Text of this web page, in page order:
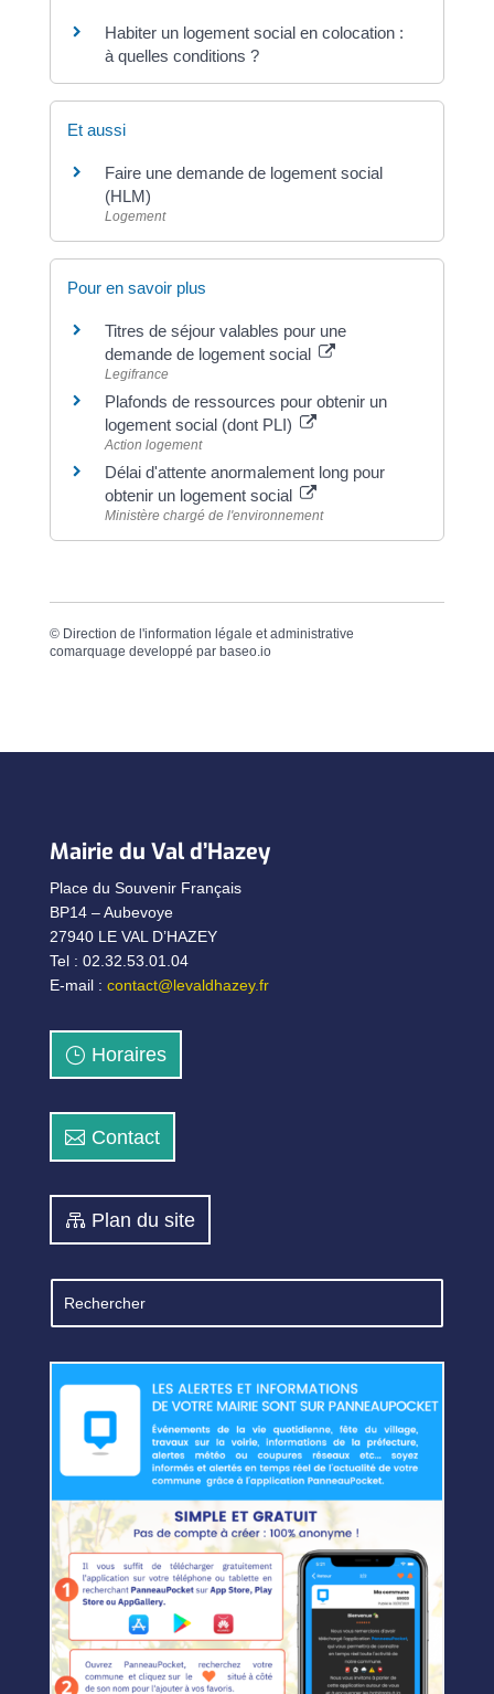
Habiter un logement social en colocation :
à quelles conditions ?
Et aussi
Faire une demande de logement social
(HLM)
Logement
Pour en savoir plus
Titres de séjour valables pour une
demande de logement social
Legifrance
Plafonds de ressources pour obtenir un
logement social (dont PLI)
Action logement
Délai d'attente anormalement long pour
obtenir un logement social
Ministère chargé de l'environnement
© Direction de l'information légale et administrative
comarquage developpé par baseo.io
Mairie du Val d’Hazey
Place du Souvenir Français
BP14 – Aubevoye
27940 LE VAL D’HAZEY
Tel : 02.32.53.01.04
E-mail : contact@levaldhazey.fr
Horaires
Contact
Plan du site